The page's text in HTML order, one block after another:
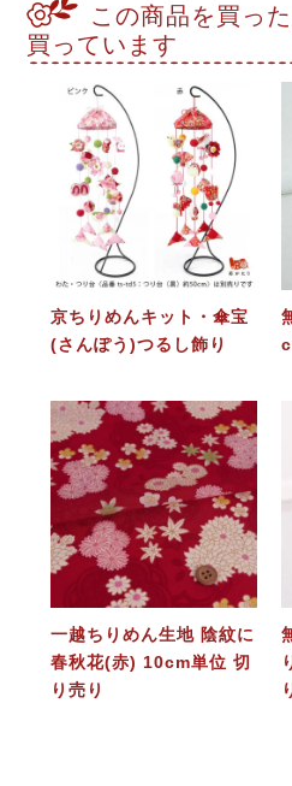
この商品を買っ
買っています
京ちりめんキット・傘宝
(さんぽう)つるし飾り
一越ちりめん生地 陰紋に
春秋花(赤) 10cm単位 切
り売り